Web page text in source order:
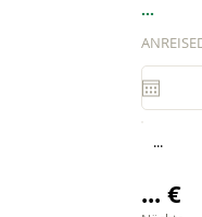
...
...
... €